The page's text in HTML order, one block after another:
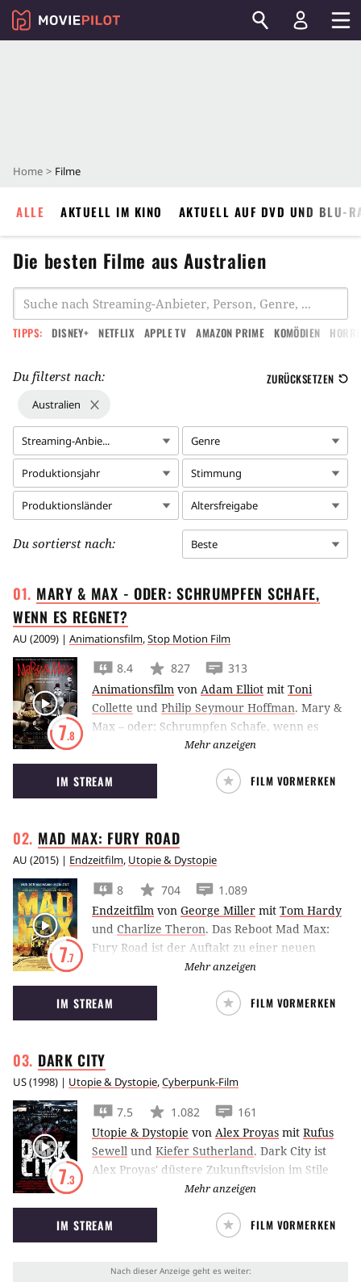
Home Filme
ALLE AKTUELL IM KINO AKTUELL AUF DVD UND BLU-
Die besten Filme aus Australien
TIPPS: DISNEY+ NETFLIX APPLE TV AMAZON PRIME KOMÖDIEN
Du filterst nach: ZURÜCKSETZEN
Australien
Streaming-Anbie... Genre
Produktionsjahr Stimmung
Produktionsländer Altersfreigabe
Du sortierst nach: Beste
MARY & MAX - ODER: SCHRUMPFEN SCHAFE,
WENN ES REGNET?
AU (2009) | Animationsfilm,Stop Motion Film
7.8
8.4 827
313
Animationsfilm von Adam Elliot mit Toni
Collette und Philip Seymour Hoffman. Mary &
Max – oder: Schrumpfen Schafe, wenn es
regnet? erzählt von einer ungewöhnlichen
Freundschaft zwischen einem kleinen
Mädchen und einem alten Mann in der Form
eines Clay-Animation-Films.
Mehr anzeigen
IM STREAM FILM VORMERKEN
MAD MAX: FURY ROAD
AU (2015) | Endzeitfilm, Utopie & Dystopie
7.7
8 704
1.089
Endzeitfilm von George Miller mit Tom Hardy
und Charlize Theron. Das Reboot Mad Max:
Fury Road ist der Auftakt zu einer neuen
Trilogie um den postapokalyptischen Outlaw,
der diesmal von Tom Hardy gespielt wird.
Mehr anzeigen
IM STREAM FILM VORMERKEN
DARKCITY
US(1998) | Utopie & Dystopie,Cyberpunk-Film
7.3
7.5 1.082
161
Utopie & Dystopie von Alex Proyas mit Rufus
Sewell und Kiefer Sutherland. Dark City ist
Alex Proyas' düstere Zukunftsvision im Stile
eines klassischen Film Noir.
Mehr anzeigen
IM STREAM FILM VORMERKEN